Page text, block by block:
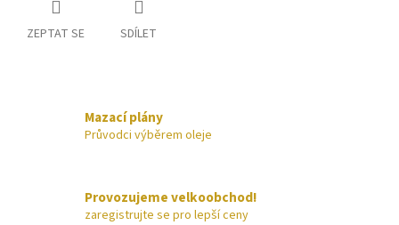
ZEPTAT SE SDÍLET
Mazací plány
Průvodci výběrem oleje
Provozujeme velkoobchod!
zaregistrujte se pro lepší ceny